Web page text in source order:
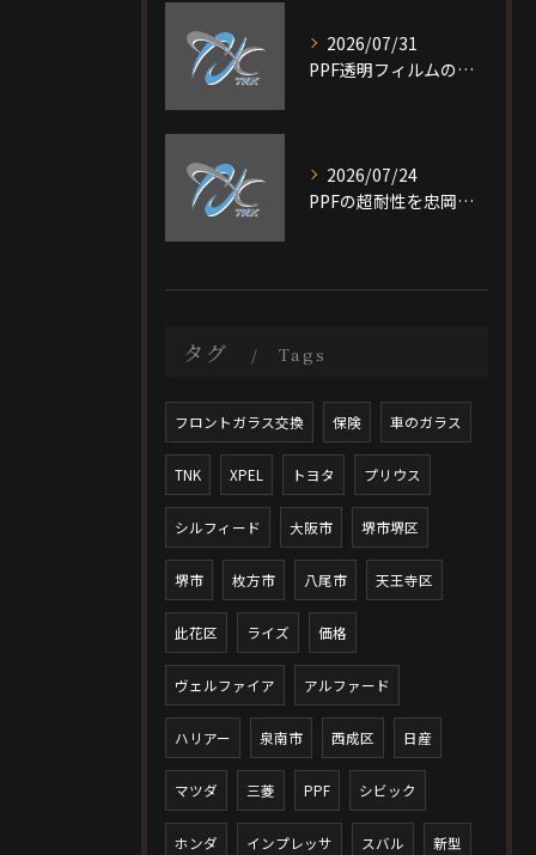
2026/07/31
PPF透明フィルムの特徴と費用相場を短時間で理解し愛車を守る選び方ガイド
2026/07/24
PPFの超耐性を忠岡町で実現する大阪府泉北郡で後悔しない施工ガイド
タグ Tags
フロントガラス交換 保険 車のガラス
TNK XPEL トヨタ プリウス
シルフィード 大阪市 堺市堺区
堺市 枚方市 八尾市 天王寺区
此花区 ライズ 価格
ヴェルファイア アルファード
ハリアー 泉南市 西成区 日産
マツダ 三菱 PPF シビック
ホンダ インプレッサ スバル 新型